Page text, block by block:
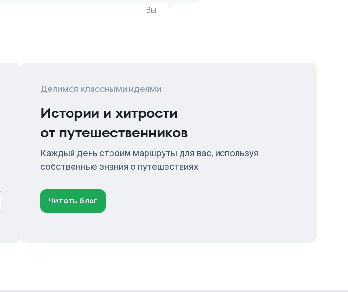
Вы
Делимся классными идеями
Истории и хитрости
от путешественников
Каждый день строим маршруты для вас, используя
собственные знания о путешествиях
Читать блог